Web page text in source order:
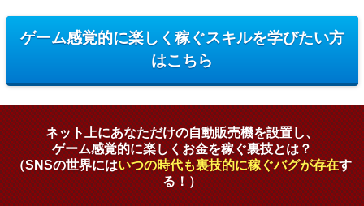
ゲーム感覚的に楽しく稼ぐスキルを学びたい方
はこちら
ネット上にあなただけの自動販売機を設置し、
ゲーム感覚的に楽しくお金を稼ぐ裏技とは？
（SNSの世界にはいつの時代も裏技的に稼ぐバグが存在す
る！）